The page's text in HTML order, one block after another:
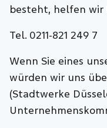
besteht, helfen wir
Tel. 0211-821 249 7
Wenn Sie eines
würden wir uns
(Stadtwerke